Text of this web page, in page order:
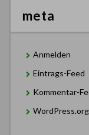
meta
Anmelden
Eintrags-Feed
Kommentar-
WordPress.org